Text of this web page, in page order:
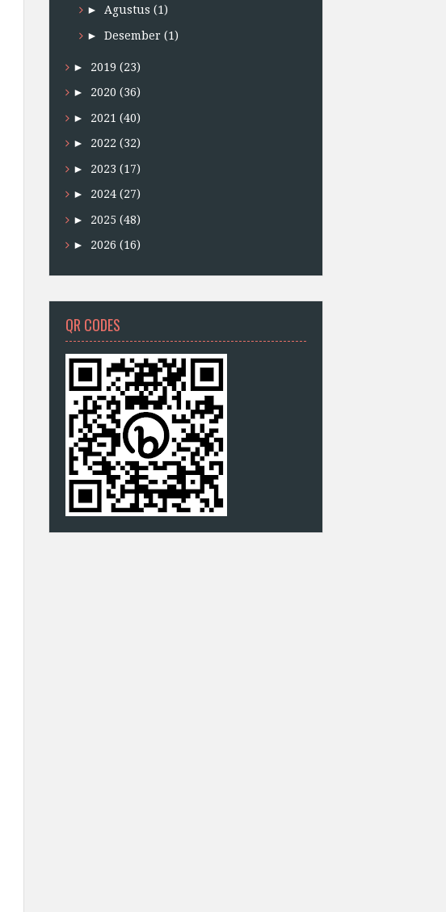
► Agustus (1)
► Desember (1)
► 2019 (23)
► 2020 (36)
► 2021 (40)
► 2022 (32)
► 2023 (17)
► 2024 (27)
► 2025 (48)
► 2026 (16)
QR CODES